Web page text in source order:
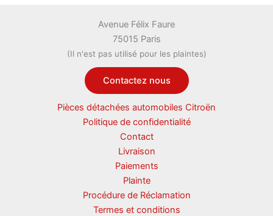
Avenue Félix Faure
75015 Paris
(Il n'est pas utilisé pour les plaintes)
Contactez nous
Pièces détachées automobiles Citroën
Politique de confidentialité
Contact
Livraison
Paiements
Plainte
Procédure de Réclamation
Termes et conditions